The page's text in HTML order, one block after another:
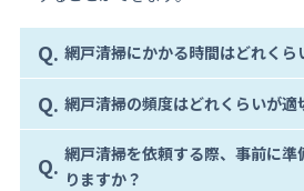
Q. 網戸清掃にかかる時間はどれくら
Q. 網戸清掃の頻度はどれくらいが適
Q. 網戸清掃を依頼する際、事前に準
りますか？